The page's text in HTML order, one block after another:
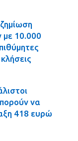
με 10.000
να
418 ευρώ